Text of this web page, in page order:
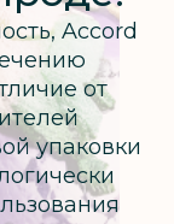
Accord
от
упаковки